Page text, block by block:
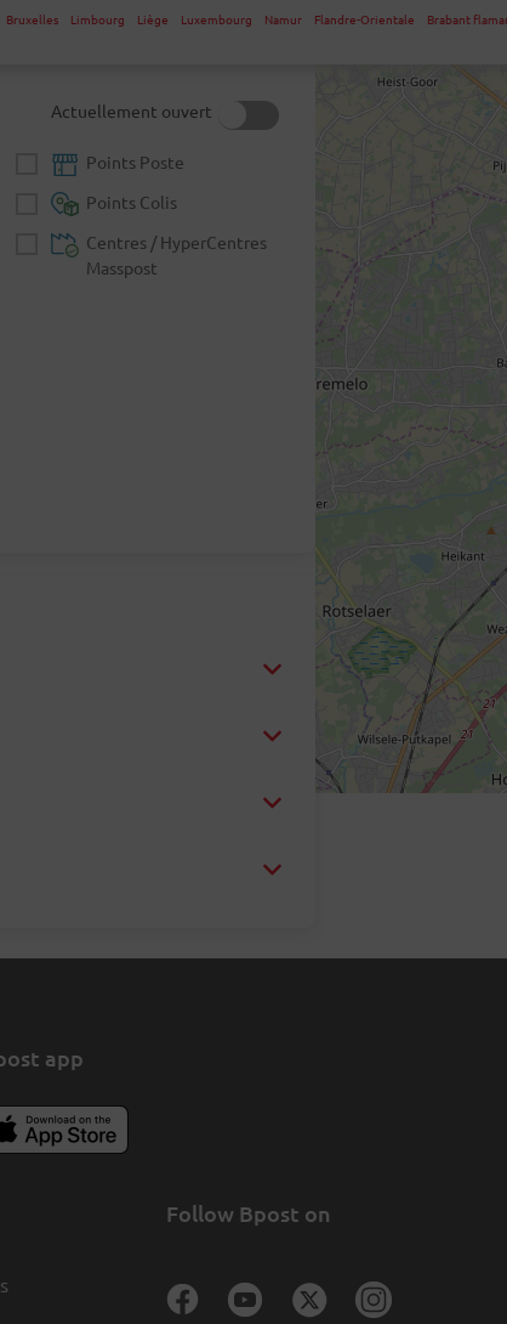
Bruxelles Limbourg Liège Luxembourg Namur Flandre-Orientale Brabant
Actuellement ouvert
Points Poste
Points Colis
Centres / HyperCentres
Masspost
app
Follow Bpost on